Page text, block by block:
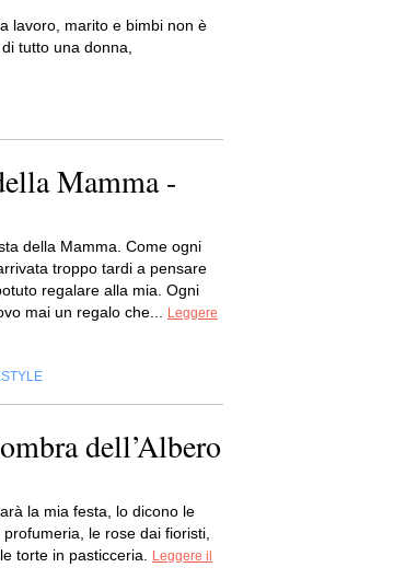
lavoro, marito e bimbi non è
tutto una donna,
Mamma -
della Mamma. Come ogni
troppo tardi a pensare
regalare alla mia. Ogni
mai un regalo che...
Leggere
dell’Albero
la mia festa, lo dicono le
le rose dai fioristi,
torte in pasticceria.
Leggere il